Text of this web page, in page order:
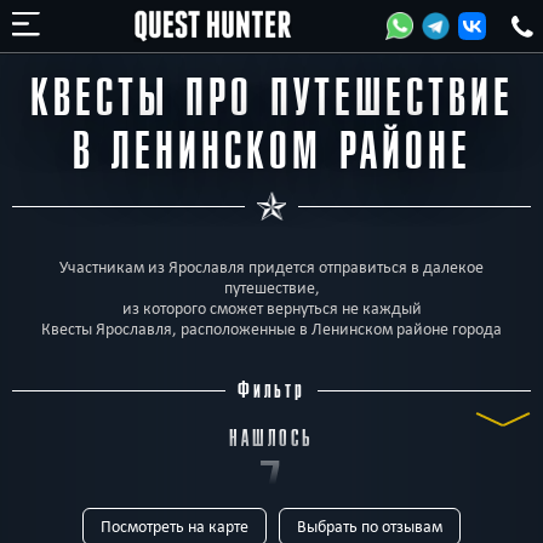
КВЕСТЫ ПРО ПУТЕШЕСТВИЕ
В ЛЕНИНСКОМ РАЙОНЕ
Участникам из Ярославля придется отправиться в далекое
путешествие,
из которого сможет вернуться не каждый
Квесты Ярославля, расположенные в Ленинском районе города
Фильтр
НАШЛОСЬ
7
КВЕСТОВ
Посмотреть на карте Выбрать по отзывам